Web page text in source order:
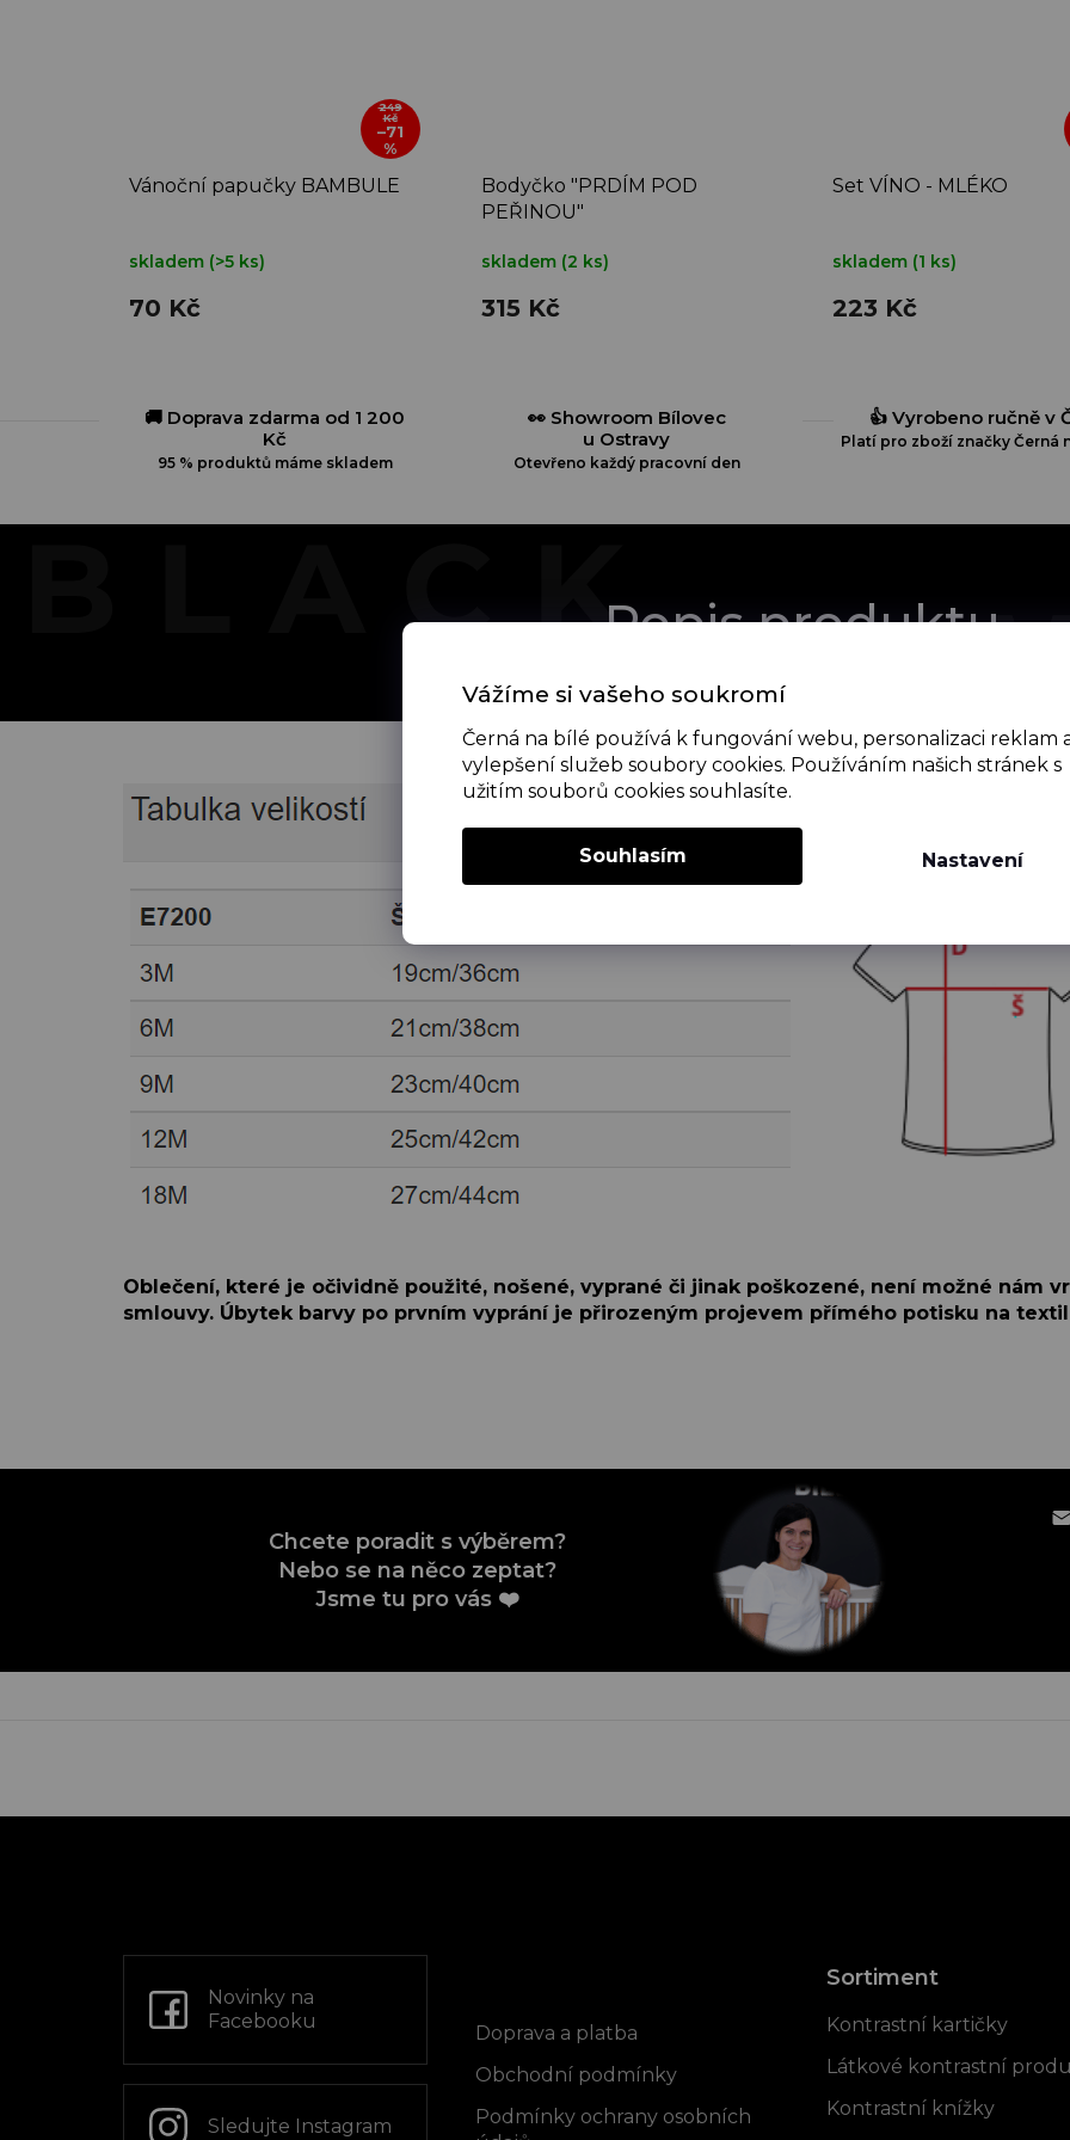
Vážíme si vašeho soukromí
Černá na bílé používá k fungování webu, personalizaci reklam
vylepšení služeb soubory cookies. Používáním našich stránek s
užitím souborů cookies souhlasíte.
Nastavení
Souhlasím
249
Kč
–71
%
Vánoční papučky BAMBULE
skladem (>5 ks)
70 Kč
Bodyčko "PRDÍM POD
PEŘINOU"
skladem (2 ks)
315 Kč
Set VÍNO - MLÉKO
skladem (1 ks)
223 Kč
🚚 Doprava zdarma od 1 200
Kč
95 % produktů máme skladem
👀 Showroom Bílovec
u Ostravy
Otevřeno každý pracovní den
👍 Vyrobeno ručně v
Platí pro zboží značky Černá
Popis produktu
Oblečení, které je očividně použité, nošené, vyprané či jinak poškozené, není možné nám
smlouvy. Úbytek barvy po prvním vyprání je přirozeným projevem přímého potisku na
Chcete poradit s výběrem?
Nebo se na něco zeptat?
Jsme tu pro vás ❤️
Novinky na
Facebooku
Sledujte Instagram
Doprava a platba
Obchodní podmínky
Podmínky ochrany osobních
Sortiment
Kontrastní kartičky
Látkové kontrastní
Kontrastní knížky